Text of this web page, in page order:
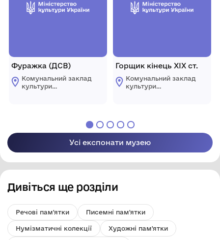
Фуражка (ДСВ)
Комунальний заклад
культури
Горщик кінець ХІХ ст.
Комунальний заклад
культури
Усі експонати музею
Дивіться ще розділи
Речові пам'ятки Писемні пам'ятки
Нумізматичні колекції Художні пам'ятки